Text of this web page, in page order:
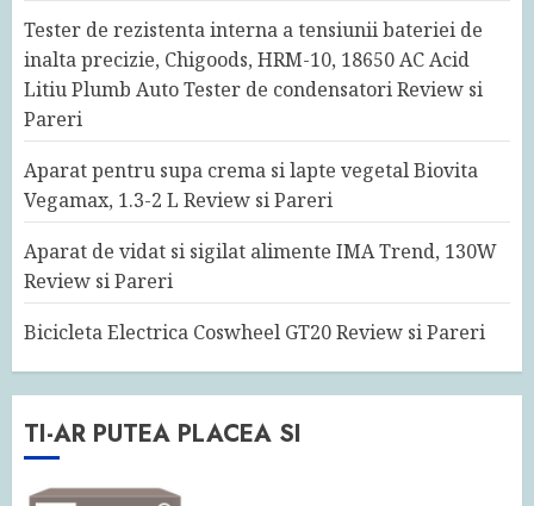
Tester de rezistenta interna a tensiunii bateriei de
inalta precizie, Chigoods, HRM-10, 18650 AC Acid
Litiu Plumb Auto Tester de condensatori Review si
Pareri
Aparat pentru supa crema si lapte vegetal Biovita
Vegamax, 1.3-2 L Review si Pareri
Aparat de vidat si sigilat alimente IMA Trend, 130W
Review si Pareri
Bicicleta Electrica Coswheel GT20 Review si Pareri
TI-AR PUTEA PLACEA SI